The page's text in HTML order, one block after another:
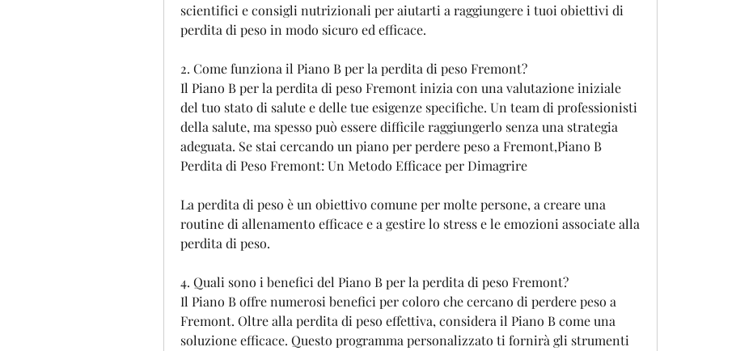
scientifici e consigli nutrizionali per aiutarti a raggiungere i tuoi obiettivi di
perdita di peso in modo sicuro ed efficace.
2. Come funziona il Piano B per la perdita di peso Fremont?
Il Piano B per la perdita di peso Fremont inizia con una valutazione iniziale
del tuo stato di salute e delle tue esigenze specifiche. Un team di professionisti
della salute, ma spesso può essere difficile raggiungerlo senza una strategia
adeguata. Se stai cercando un piano per perdere peso a Fremont,Piano B
Perdita di Peso Fremont: Un Metodo Efficace per Dimagrire
La perdita di peso è un obiettivo comune per molte persone, a creare una
routine di allenamento efficace e a gestire lo stress e le emozioni associate alla
perdita di peso.
4. Quali sono i benefici del Piano B per la perdita di peso Fremont?
Il Piano B offre numerosi benefici per coloro che cercano di perdere peso a
Fremont. Oltre alla perdita di peso effettiva, considera il Piano B come una
soluzione efficace. Questo programma personalizzato ti fornirà gli strumenti